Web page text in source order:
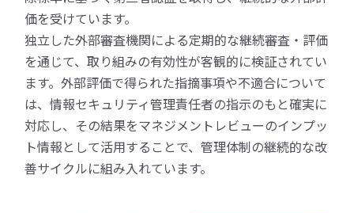
価を受けています。
独立した外部審査機関による定期的な継続審査・評価
を通じて、取り組みの有効性が客観的に検証されてい
ます。外部評価で得られた指摘事項や不適合について
は、情報セキュリティ管理責任者の指示のもと確実に
対応し、その結果をマネジメントレビューのインプッ
ト情報として活用することで、管理体制の継続的な改
善サイクルに組み入れています。